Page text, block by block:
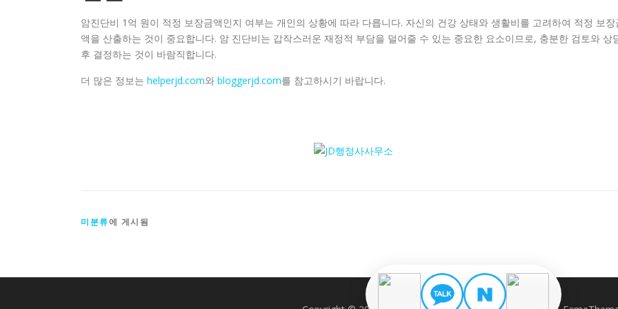
암진단비 1억 원이 적정 보장금액인지 여부는 개인의 상황에 따라 다릅니다. 자신의 건강 상태와 생활비를 고려하여 적정 보장
액을 산출하는 것이 중요합니다. 암 진단비는 갑작스러운 재정적 부담을 덜어줄 수 있는 중요한 요소이므로, 충분한 검토와 상
후 결정하는 것이 바람직합니다.
더 많은 정보는 helperjd.com와 bloggerjd.com를 참고하시기 바랍니다.
미분류에 게시됨